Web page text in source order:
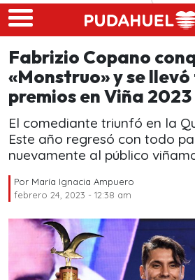
Skip to main content
Fabrizio Copano
«Monstruo» y se
premios en Viña 2023
El comediante triunfó en la
Este año regresó con todo
nuevamente al público
Por María Ignacia Ampuero
febrero 24, 2023 - 12:38 am